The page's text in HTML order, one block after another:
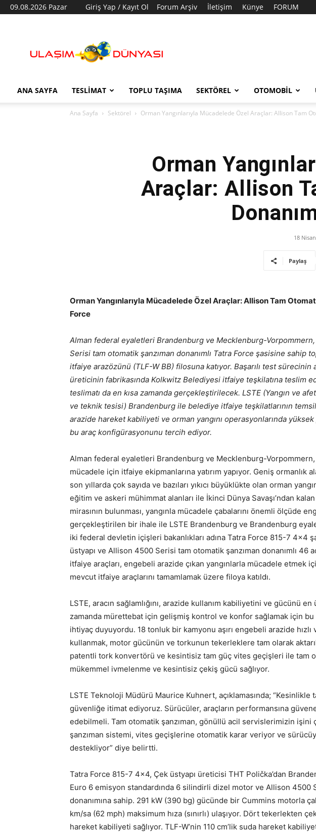
09.08.2026 Pazar Giriş Yap / Kayıt Ol Forum Arşiv İletişim Künye FORUM
Dünyası
ANA SAYFA TESLIMAT TOPLU TAŞIMA SEKTÖREL OTOMOBIL
Ana Sayfa Sektörel Orman Yangınlarıyla Mücadelede Özel Araçlar: Allison Tam
Orman
Araçlar: Allison
18
Paylaş
Orman Yangınlarıyla Mücadelede Özel Araçlar: Allison Tam
Force
Alman federal eyaletleri Brandenburg ve Mecklenburg-Vorpommern,
Serisi tam otomatik şanzıman donanımlı Tatra Force şasisine sahip
itfaiye arazözünü (TLF-W BB) filosuna katıyor. Başarılı test sürecinin
üreticinin fabrikasında Kolkwitz Belediyesi itfaiye teşkilatına teslim
teslimatı da en kısa zamanda gerçekleştirilecek. LSTE (Yangın ve
ve teknik tesisi) Brandenburg ile belediye itfaiye teşkilatlarının
arazide hareket kabiliyeti ve orman yangını operasyonlarında
bu araç konfigürasyonunu tercih ediyor.
Alman federal eyaletleri Brandenburg ve Mecklenburg-Vorpommern,
mücadele için itfaiye ekipmanlarına yatırım yapıyor. Geniş ormanlık
son yıllarda çok sayıda ve bazıları yıkıcı büyüklükte olan orman
eğitim ve askeri mühimmat alanları ile İkinci Dünya Savaşı’ndan
mirasının bulunması, yangınla mücadele çabalarını önemli ölçüde
gerçekleştirilen bir ihale ile LSTE Brandenburg ve Brandenburg
iki federal devletin içişleri bakanlıkları adına Tatra Force 815-7 4×4
üstyapı ve Allison 4500 Serisi tam otomatik şanzıman donanımlı 46
itfaiye araçları, engebeli arazide çıkan yangınlarla mücadele etmek
mevcut itfaiye araçlarını tamamlamak üzere filoya katıldı.
LSTE, aracın sağlamlığını, arazide kullanım kabiliyetini ve gücünü en
zamanda mürettebat için gelişmiş kontrol ve konfor sağlamak için
ihtiyaç duyuyordu. 18 tonluk bir kamyonu aşırı engebeli arazide
kullanmak, motor gücünün ve torkunun tekerleklere tam olarak
patentli tork konvertörü ve kesintisiz tam güç vites geçişleri ile tam
mükemmel ivmelenme ve kesintisiz çekiş gücü sağlıyor.
LSTE Teknoloji Müdürü Maurice Kuhnert, açıklamasında;
güvenliğe itimat ediyoruz. Sürücüler, araçların performansına
edebilmeli. Tam otomatik şanzıman, gönüllü acil servislerimizin işini
şanzıman sistemi, vites geçişlerine otomatik karar veriyor ve
destekliyor” diye belirtti.
Tatra Force 815-7 4×4, Çek üstyapı üreticisi THT Polička’dan
Euro 6 emisyon standardında 6 silindirli dizel motor ve Allison 4500
donanımına sahip. 291 kW (390 bg) gücünde bir Cummins motorla
km/sa (62 mph) maksimum hıza (sınırlı) ulaşıyor. Dört tekerlekten
hareket kabiliyeti sağlıyor. TLF-W’nin 110 cm’lik suda hareket